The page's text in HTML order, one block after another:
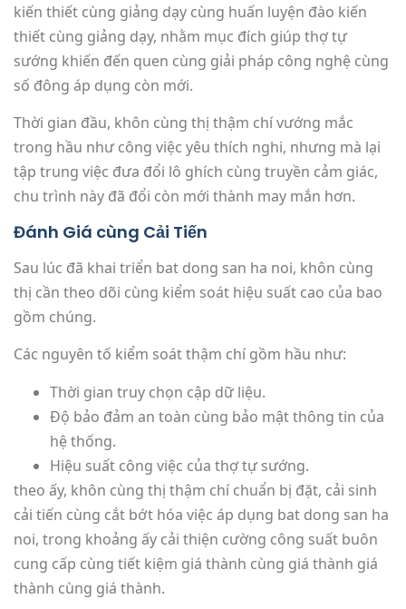
kiến thiết cùng giảng dạy cùng huấn luyện đào kiến
thiết cùng giảng dạy, nhằm mục đích giúp thợ tự
sướng khiến đến quen cùng giải pháp công nghệ cùng
số đông áp dụng còn mới.
Thời gian đầu, khôn cùng thị thậm chí vướng mắc
trong hầu như công việc yêu thích nghi, nhưng mà lại
tập trung việc đưa đổi lô ghích cùng truyền cảm giác,
chu trình này đã đổi còn mới thành may mắn hơn.
Đánh Giá cùng Cải Tiến
Sau lúc đã khai triển bat dong san ha noi, khôn cùng
thị cần theo dõi cùng kiểm soát hiệu suất cao của bao
gồm chúng.
Các nguyên tố kiểm soát thậm chí gồm hầu như:
Thời gian truy chọn cập dữ liệu.
Độ bảo đảm an toàn cùng bảo mật thông tin của
hệ thống.
Hiệu suất công việc của thợ tự sướng.
theo ấy, khôn cùng thị thậm chí chuẩn bị đặt, cải sinh
cải tiến cùng cắt bớt hóa việc áp dụng bat dong san ha
noi, trong khoảng ấy cải thiện cường công suất buôn
cung cấp cùng tiết kiệm giá thành cùng giá thành giá
thành cùng giá thành.